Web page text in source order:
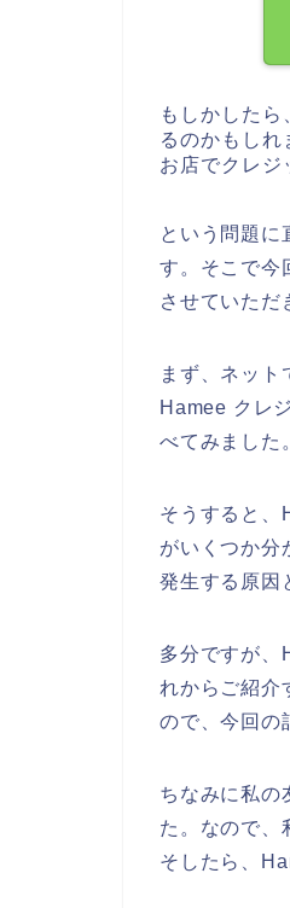
もしかした
るのかもし
お店でクレジ
という問題に
す。そこで今
させていただ
まず、ネッ
Hamee クレ
べてみました
そうすると、
がいくつか分
発生する原因
多分ですが、
れからご紹介
ので、今回の
ちなみに私の
た。なので、
そしたら、